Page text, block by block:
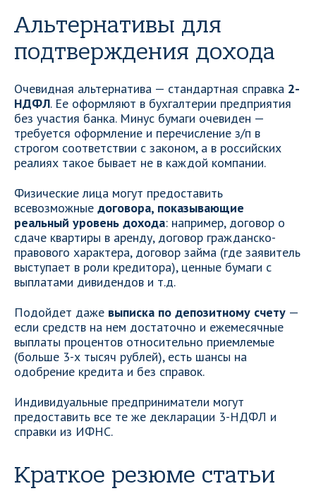
Альтернативы для
подтверждения дохода
Очевидная альтернатива — стандартная справка 2-
НДФЛ. Ее оформляют в бухгалтерии предприятия
без участия банка. Минус бумаги очевиден —
требуется оформление и перечисление з/п в
строгом соответствии с законом, а в российских
реалиях такое бывает не в каждой компании.
Физические лица могут предоставить
всевозможные договора, показывающие
реальный уровень дохода: например, договор о
сдаче квартиры в аренду, договор гражданско-
правового характера, договор займа (где заявитель
выступает в роли кредитора), ценные бумаги с
выплатами дивидендов и т.д.
Подойдет даже выписка по депозитному счету —
если средств на нем достаточно и ежемесячные
выплаты процентов относительно приемлемые
(больше 3-х тысяч рублей), есть шансы на
одобрение кредита и без справок.
Индивидуальные предприниматели могут
предоставить все те же декларации 3-НДФЛ и
справки из ИФНС.
Краткое резюме статьи